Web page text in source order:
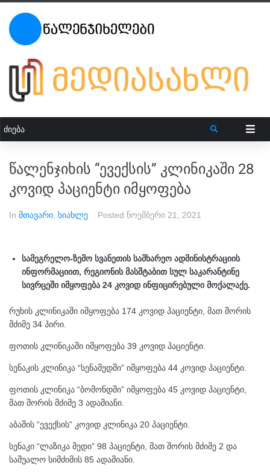
წალენჯიხის “ევექსის” კლინიკაში 28
კოვიდ პაციენტი იმყოფება
In მთავარი სიახლე Posted ნოემბერი 21, 2021
სამეგრელო-ზემო სვანეთის სამხარეო ადმინისტრაციის
ინფორმაციით, რეგიონის მასშტაბით სულ საკარანტინე
სივრცეში იმყოფება 24 კოვიდ ინფიცირებული მოქალაქე.
რუხის კლინიკაში იმყოფება 174 კოვიდ პაციენტი, მათ შორის
მძიმე 34 პირი.
ფოთის კლინიკაში იმყოფება 39 კოვიდ პაციენტი.
სენაკის კლინიკა “სენამედში” იმყოფება 44 კოვიდ პაციენტი.
ფოთის კლინიკა “ბომონდში” იმყოფება 45 კოვიდ პაციენტი,
მათ შორის მძიმე 3 ადამიანი.
აბაშის “ევექსის” კოვიდ კლინიკა 20 პაციენტი.
სენაკი “ლაზიკა მედი” 98 პაციენტი, მათ შორის მძიმე 2 და
საშუალო სიმძიმის 85 ადამიანი.